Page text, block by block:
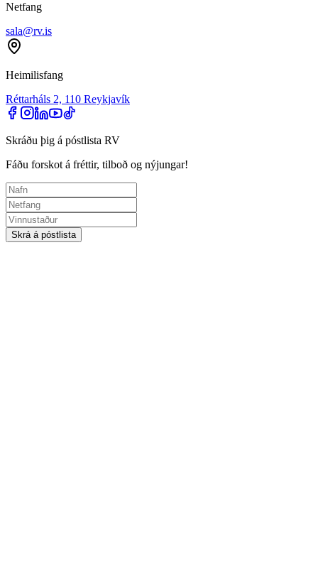
Netfang
sala@rv.is
Heimilisfang
Réttarháls 2, 110 Reykjavík
Skráðu þig á póstlista RV
Fáðu forskot á fréttir, tilboð og nýjungar!
Skrá á póstlista